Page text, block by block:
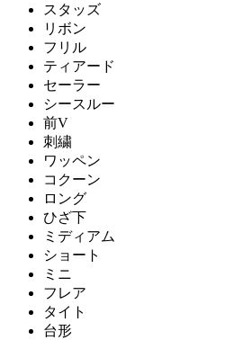
スタッズ
リボン
フリル
ティアード
セーラー
シースルー
前V
刺繍
ワッペン
コクーン
ロング
ひざ下
ミディアム
ショート
ミニ
フレア
タイト
台形